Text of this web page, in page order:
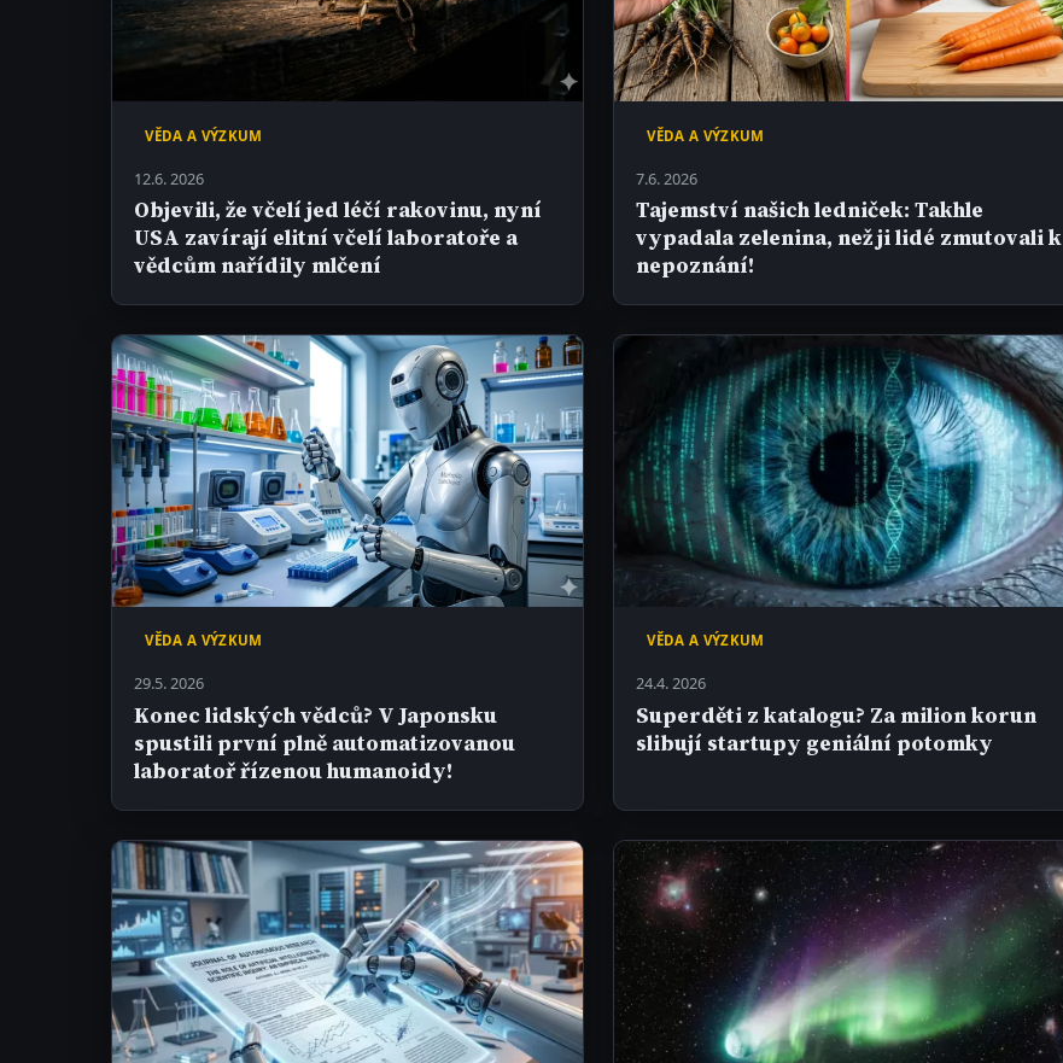
VĚDA A VÝZKUM
12.6. 2026
Objevili, že včelí jed léčí rakovinu, nyní
USA zavírají elitní včelí laboratoře a
vědcům nařídily mlčení
VĚDA A VÝZKUM
7.6. 2026
Tajemství našich ledniček: Takhle
vypadala zelenina, než ji lidé zmutovali k
nepoznání!
VĚDA A VÝZKUM
29.5. 2026
Konec lidských vědců? V Japonsku
spustili první plně automatizovanou
laboratoř řízenou humanoidy!
VĚDA A VÝZKUM
24.4. 2026
Superděti z katalogu? Za milion korun
slibují startupy geniální potomky